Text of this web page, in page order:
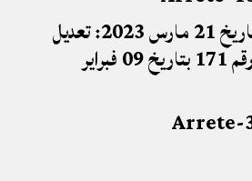
القرار رقم 397 بتاريخ 21 مارس 2023: تعديل
واستكمال القرار رقم 171 بتاريخ 09 فبراير